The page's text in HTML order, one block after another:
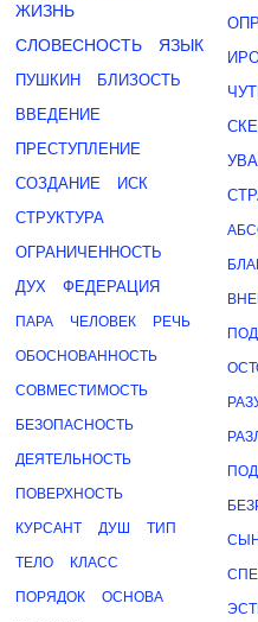
ЖИЗНЬ
СЛОВЕСНОСТЬ
ЯЗЫК
ПУШКИН
БЛИЗОСТЬ
ВВЕДЕНИЕ
ПРЕСТУПЛЕНИЕ
СОЗДАНИЕ
ИСК
СТРУКТУРА
ОГРАНИЧЕННОСТЬ
ДУХ
ФЕДЕРАЦИЯ
ПАРА ЧЕЛОВЕК РЕЧЬ
ОБОСНОВАННОСТЬ
СОВМЕСТИМОСТЬ
БЕЗОПАСНОСТЬ
ДЕЯТЕЛЬНОСТЬ
ПОВЕРХНОСТЬ
КУРСАНТ ДУШ ТИП
ТЕЛО КЛАСС
ПОРЯДОК ОСНОВА